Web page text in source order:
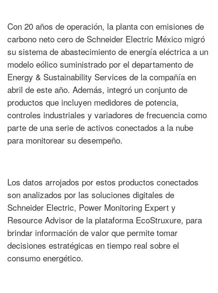
Con 20 años de operación, la planta con emisiones de
carbono neto cero de Schneider Electric México migró
su sistema de abastecimiento de energía eléctrica a un
modelo eólico suministrado por el departamento de
Energy & Sustainability Services de la compañía en
abril de este año. Además, integró un conjunto de
productos que incluyen medidores de potencia,
controles industriales y variadores de frecuencia como
parte de una serie de activos conectados a la nube
para monitorear su desempeño.
Los datos arrojados por estos productos conectados
son analizados por las soluciones digitales de
Schneider Electric, Power Monitoring Expert y
Resource Advisor de la plataforma EcoStruxure, para
brindar información de valor que permite tomar
decisiones estratégicas en tiempo real sobre el
consumo energético.